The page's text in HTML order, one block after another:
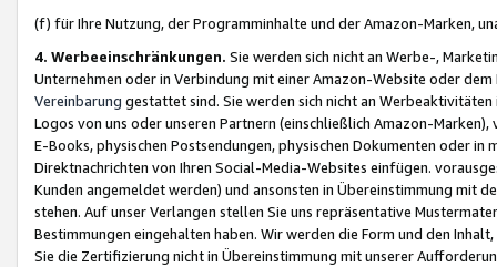
(f) für Ihre Nutzung, der Programminhalte und der Amazon-Marken,
4. Werbeeinschränkungen. Sie werden sich nicht an Werbe-,
Unternehmen oder in Verbindung mit einer Amazon-Website oder
Vereinbarung gestattet sind. Sie werden sich nicht an
Logos von uns oder unseren Partnern (einschließlich Amazon-
E-Books, physischen Postsendungen, physischen Dokumenten oder in
Direktnachrichten von Ihren Social-Media-Websites einfügen.
Kunden angemeldet werden) und ansonsten in Übereinstimmung mit
stehen. Auf unser Verlangen stellen Sie uns repräsentative
Bestimmungen eingehalten haben. Wir werden die Form und den
Sie die Zertifizierung nicht in Übereinstimmung mit unserer